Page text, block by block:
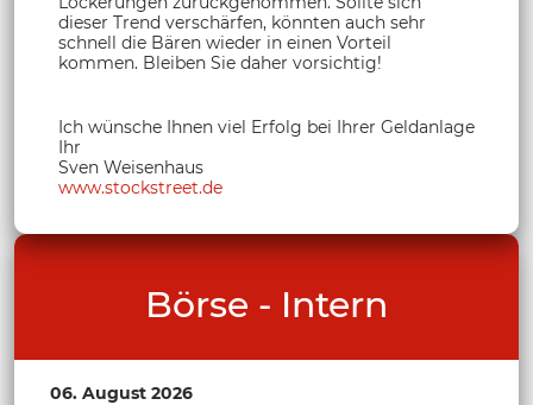
dieser Trend verschärfen, könnten auch sehr
schnell die Bären wieder in einen Vorteil
kommen. Bleiben Sie daher vorsichtig!
Ich wünsche Ihnen viel Erfolg bei Ihrer Geldanlage
Ihr
Sven Weisenhaus
www.stockstreet.de
Börse - Intern
06. August 2026